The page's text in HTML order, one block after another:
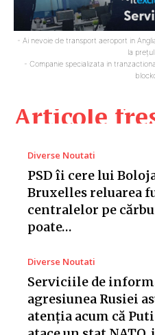
Articole
Diverse Noutati
PSD îi cere lui
Bruxelles reluarea
centralelor pe
poate…
Diverse Noutati
Serviciile de
agresiunea Rusiei
atenția acum că
- Ai nevoie de transport aeroport in
la
- Companie specializata in